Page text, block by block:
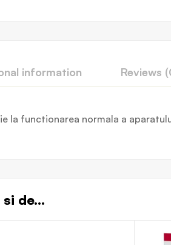
information Reviews
la functionarea normala a
de...